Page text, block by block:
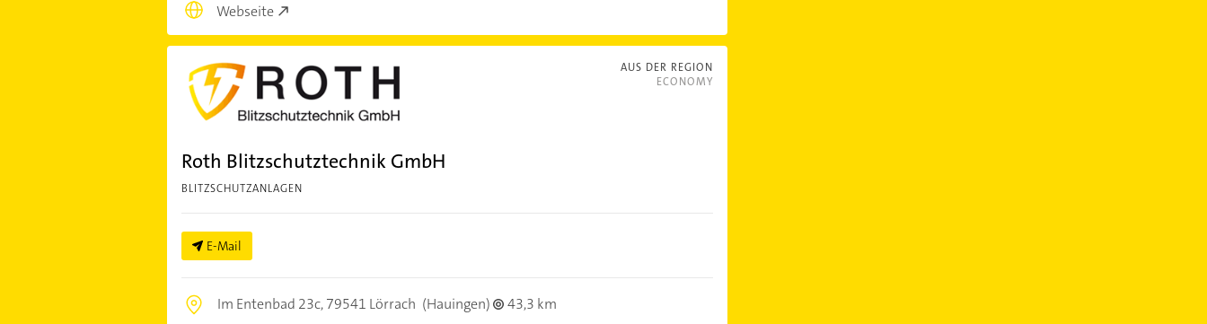
Webseite
AUS DER REGION
ECONOMY
Roth Blitzschutztechnik GmbH
BLITZSCHUTZANLAGEN
E-Mail
Im Entenbad 23c,79541 Lörrach (Hauingen)
43,3 km